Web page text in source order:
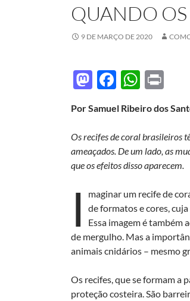
QUANDO
9 DE MARÇO DE 2020
M
to
d
o
n
F
e
b
o
o
k
W
at
s
A
p
p
nt
Por Samuel Ribeiro dos
Os recifes de coral brasileiros
ameaçados. De um lado, as
que os efeitos disso aparecem.
I
maginar um recife de
de formatos e cores,
Essa imagem é também
de mergulho. Mas a
animais cnidários – mesmo
Os recifes, que se formam a
proteção costeira. São